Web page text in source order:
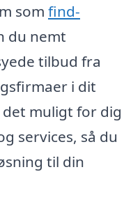
som find-
du nemt
tilbud fra
i dit
muligt for dig
services, så du
til din